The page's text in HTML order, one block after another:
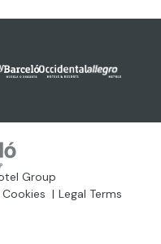
Group
Cookies Legal Terms